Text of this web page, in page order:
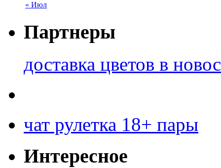
« Июл
Партнеры
доставка цветов в
чат рулетка 18+ пары
Интересное